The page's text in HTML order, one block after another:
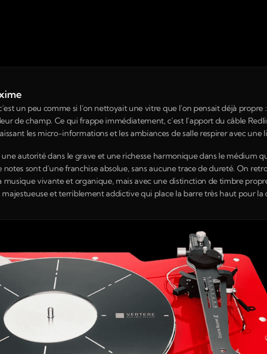
un peu comme si l’on nettoyait une vitre que l’on pensait déjà propre
de champ. Ce qui frappe immédiatement, c’est l’apport du câble
les micro-informations et les ambiances de salle respirer avec une
une autorité dans le grave et une richesse harmonique dans le médium
sont d’une franchise absolue, sans aucune trace de dureté. On
musique vivante et organique, mais avec une distinction de timbre
majestueuse et terriblement addictive qui place la barre très haut pour la